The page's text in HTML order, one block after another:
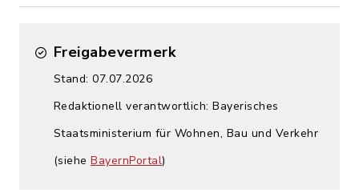
Freigabevermerk
Stand: 07.07.2026
Redaktionell verantwortlich: Bayerisches
Staatsministerium für Wohnen, Bau und Verkehr
(siehe BayernPortal)